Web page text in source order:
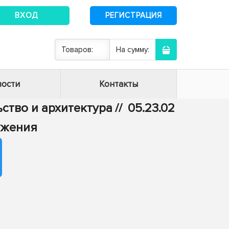
ВХОД РЕГИСТРАЦИЯ
Товаров: На сумму:
Контакты
и архитектура // 05.23.02